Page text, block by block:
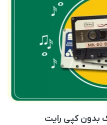
بدون کپی رایت